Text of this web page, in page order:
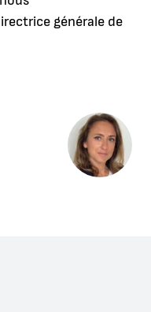
générale de